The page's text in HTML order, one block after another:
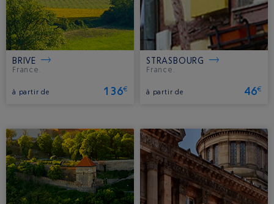
BRIVE
France.
à partir de 136€
STRASBOURG
France.
à partir de 46€